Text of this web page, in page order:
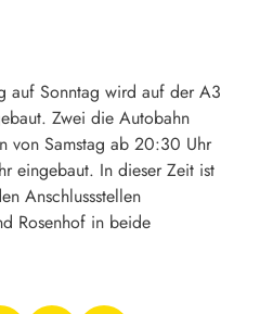
auf Sonntag wird auf der A3
Zwei die Autobahn
von Samstag ab 20:30 Uhr
eingebaut. In dieser Zeit ist
Anschlussstellen
Rosenhof in beide